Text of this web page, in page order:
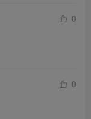
0
0